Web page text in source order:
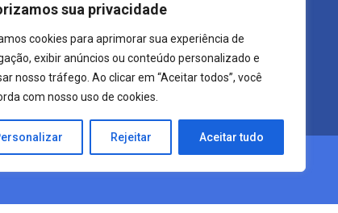
sua privacidade
cookies para aprimorar sua experiência de
exibir anúncios ou conteúdo personalizado e
nosso tráfego. Ao clicar em “Aceitar todos”, você
com nosso uso de cookies.
Rejeitar Aceitar tudo